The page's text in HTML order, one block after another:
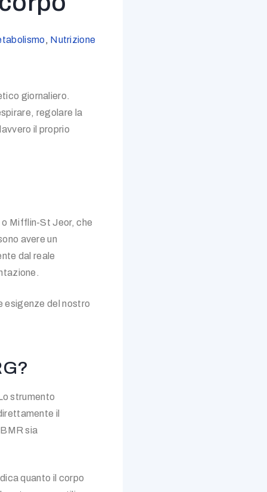
, Nutrizione
giornaliero.
regolare la
il proprio
Mifflin-St Jeor, che
avere un
dal reale
esigenze del nostro
strumento
il
sia
quanto il corpo